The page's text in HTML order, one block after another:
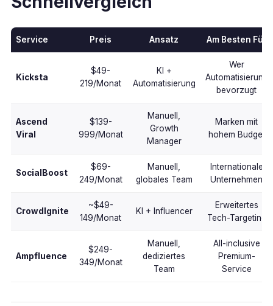
Service Preis Ansatz Am Besten Für
Kicksta
$49-
219/Monat
KI +
Automatisierung
Wer
Automatisierung
bevorzugt
Ascend
Viral
$139-
999/Monat
Manuell,
Growth
Manager
Marken mit
hohem Budget
SocialBoost
$69-
249/Monat
Manuell,
globales Team
Internationale
Unternehmen
CrowdIgnite
~$49-
149/Monat
KI + Influencer
Erweitertes
Tech-Targeting
Ampfluence
$249-
349/Monat
Manuell,
dediziertes
Team
All-inclusive
Premium-
Service